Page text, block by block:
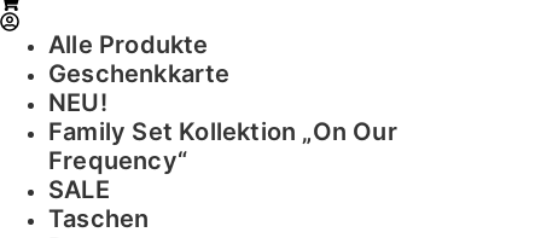
Alle Produkte
Geschenkkarte
NEU!
Family Set Kollektion „On Our
Frequency“
SALE
Taschen